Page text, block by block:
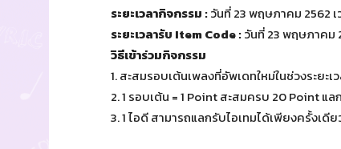
ระยะเวลากิจกรรม :วันที่ 23 พฤษภาคม 2562
ระยะเวลารับ Item Code :วันที่ 23 พฤษภาคม
วิธีเข้าร่วมกิจกรรม
1. สะสมรอบเต้นเพลงที่อัพเดทใหม่ในช่วงระยะ
2. 1 รอบเต้น = 1 Point สะสมครบ 20 Point แล
3. 1 ไอดี สามารถแลกรับไอเทมได้เพียงครั้งเดี